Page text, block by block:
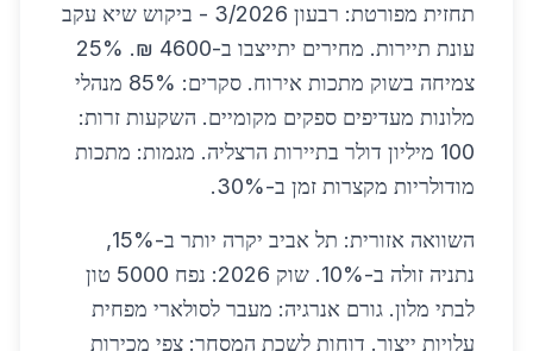
תחזית מפורטת: רבעון 3/2026 - ביקוש שיא עקב
עונת תיירות. מחירים יתייצבו ב-4600 ₪. 25%
צמיחה בשוק מתכות אירוח. סקרים: 85% מנהלי
מלונות מעדיפים ספקים מקומיים. השקעות זרות:
100 מיליון דולר בתיירות הרצליה. מגמות: מתכות
מודולריות מקצרות זמן ב-30%.
השוואה אזורית: תל אביב יקרה יותר ב-15%,
נתניה זולה ב-10%. שוק 2026: נפח 5000 טון
לבתי מלון. גורם אנרגיה: מעבר לסולארי מפחית
עלויות ייצור. דוחות לשכת המסחר: צפי מכירות